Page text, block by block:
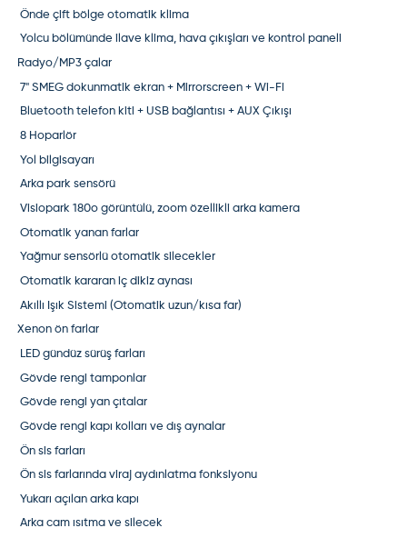
Önde çift bölge otomatik klima
Yolcu bölümünde ilave klima, hava çıkışları ve kontrol paneli
Radyo/MP3 çalar
7" SMEG dokunmatik ekran + Mirrorscreen + Wi-Fi
Bluetooth telefon kiti + USB bağlantısı + AUX Çıkışı
8 Hoparlör
Yol bilgisayarı
Arka park sensörü
Visiopark 180o görüntülü, zoom özellikli arka kamera
Otomatik yanan farlar
Yağmur sensörlü otomatik silecekler
Otomatik kararan iç dikiz aynası
Akıllı Işık Sistemi (Otomatik uzun/kısa far)
Xenon ön farlar
LED gündüz sürüş farları
Gövde rengi tamponlar
Gövde rengi yan çıtalar
Gövde rengi kapı kolları ve dış aynalar
Ön sis farları
Ön sis farlarında viraj aydınlatma fonksiyonu
Yukarı açılan arka kapı
Arka cam ısıtma ve silecek